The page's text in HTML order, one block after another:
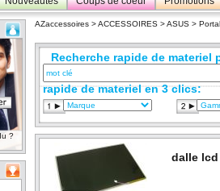
?
AZaccessoires >ACCESSOIRES >ASUS >
Recherche rapide de materiel
rapide de materiel en 3 clics:
dalle